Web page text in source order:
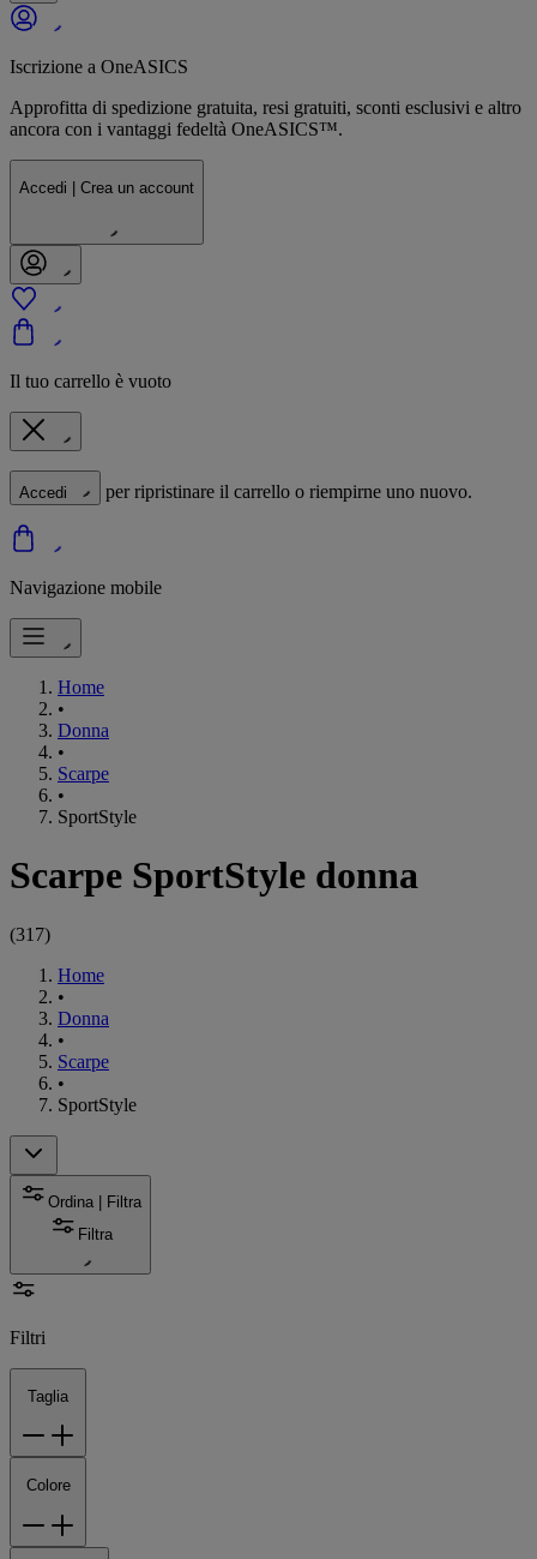
Iscrizione a OneASICS
Approfitta di spedizione gratuita, resi gratuiti, sconti esclusivi e altro
ancora con i vantaggi fedeltà OneASICS™.
Accedi | Crea un account
Il tuo carrello è vuoto
Accedi per ripristinare il carrello o riempirne uno nuovo.
Navigazione mobile
Home
•
Donna
•
Scarpe
•
SportStyle
Scarpe SportStyle donna
(317)
Home
•
Donna
•
Scarpe
•
SportStyle
Ordina | Filtra
Filtra
Filtri
Taglia
Colore